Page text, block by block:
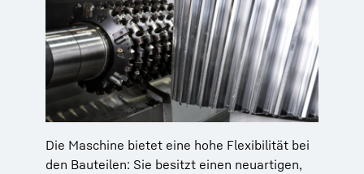
Die Maschine bietet eine hohe Flexibilität bei
den Bauteilen: Sie besitzt einen neuartigen,